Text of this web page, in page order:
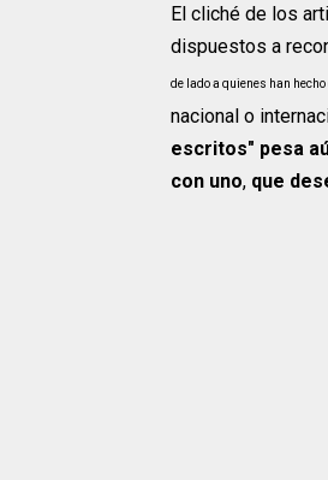
El cliché de los
dispuestos a
de lado a quienes han
nacional o
escritos" pesa
con uno, que